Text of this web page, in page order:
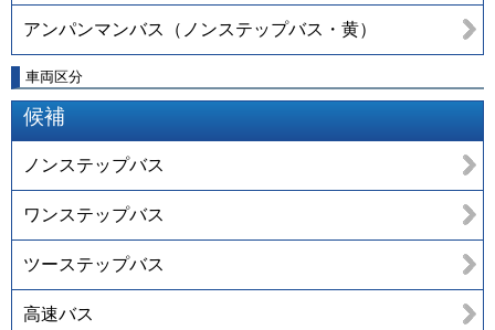
アンパンマンバス（ノンステップバス・黄）
車両区分
候補
ノンステップバス
ワンステップバス
ツーステップバス
高速バス